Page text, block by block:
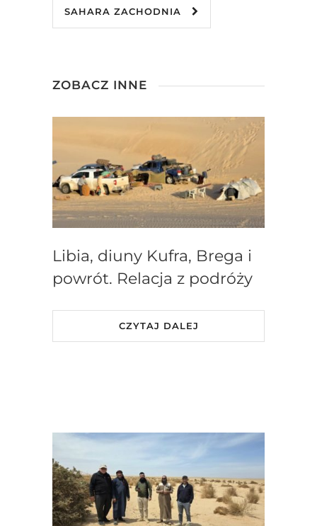
SAHARA ZACHODNIA
ZOBACZ INNE
Libia, diuny Kufra, Brega i
powrót. Relacja z podróży
CZYTAJ DALEJ